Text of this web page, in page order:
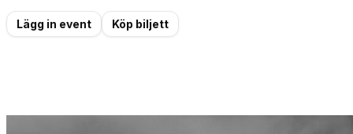
Lägg in event Köp biljett